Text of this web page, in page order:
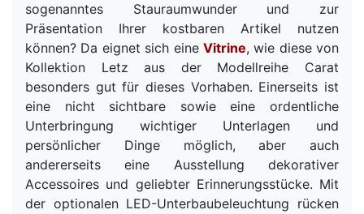
sogenanntes Stauraumwunder und zur
Präsentation Ihrer kostbaren Artikel nutzen
können? Da eignet sich eine Vitrine, wie diese von
Kollektion Letz aus der Modellreihe Carat
besonders gut für dieses Vorhaben. Einerseits ist
eine nicht sichtbare sowie eine ordentliche
Unterbringung wichtiger Unterlagen und
persönlicher Dinge möglich, aber auch
andererseits eine Ausstellung dekorativer
Accessoires und geliebter Erinnerungsstücke. Mit
der optionalen LED-Unterbaubeleuchtung rücken